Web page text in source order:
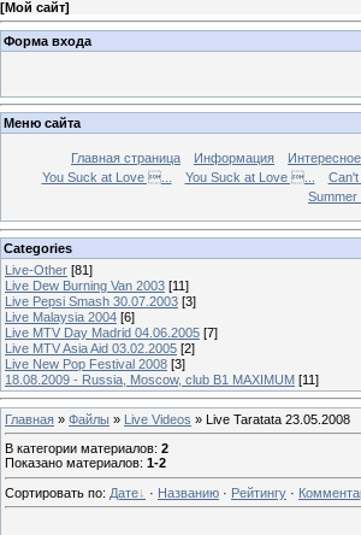
[Мой сайт]
Форма входа
Меню сайта
Главная страница Информация Интересное
You Suck at Love ...
You Suck at Love ... Can't
Summer
Categories
Live-Other [81]
Live Dew Burning Van 2003 [11]
Live Pepsi Smash 30.07.2003 [3]
Live Malaysia 2004 [6]
Live MTV Day Madrid 04.06.2005 [7]
Live MTV Asia Aid 03.02.2005 [2]
Live New Pop Festival 2008 [3]
18.08.2009 - Russia, Moscow, club B1 MAXIMUM [11]
Главная » Файлы » Live Videos » Live Taratata 23.05.2008
В категории материалов: 2
Показано материалов: 1-2
Сортировать по: Дате · Названию · Рейтингу ·